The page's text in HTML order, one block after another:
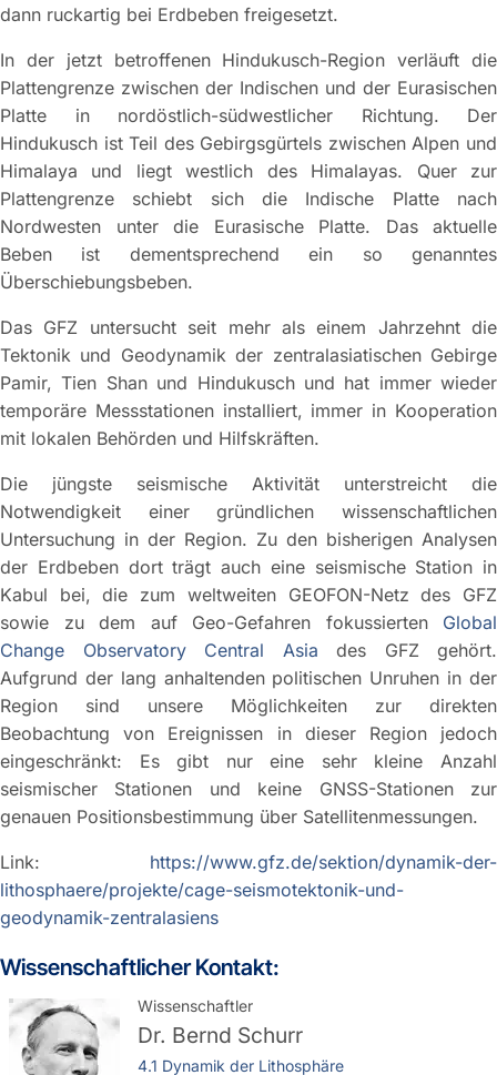
dann ruckartig bei Erdbeben freigesetzt.
In der jetzt betroffenen Hindukusch-Region verläuft die
Plattengrenze zwischen der Indischen und der Eurasischen
Platte in nordöstlich-südwestlicher Richtung. Der
Hindukusch ist Teil des Gebirgsgürtels zwischen Alpen und
Himalaya und liegt westlich des Himalayas. Quer zur
Plattengrenze schiebt sich die Indische Platte nach
Nordwesten unter die Eurasische Platte. Das aktuelle
Beben ist dementsprechend ein so genanntes
Überschiebungsbeben.
Das GFZ untersucht seit mehr als einem Jahrzehnt die
Tektonik und Geodynamik der zentralasiatischen Gebirge
Pamir, Tien Shan und Hindukusch und hat immer wieder
temporäre Messstationen installiert, immer in Kooperation
mit lokalen Behörden und Hilfskräften.
Die jüngste seismische Aktivität unterstreicht die
Notwendigkeit einer gründlichen wissenschaftlichen
Untersuchung in der Region. Zu den bisherigen Analysen
der Erdbeben dort trägt auch eine seismische Station in
Kabul bei, die zum weltweiten GEOFON-Netz des GFZ
sowie zu dem auf Geo-Gefahren fokussierten Global
Change Observatory Central Asia des GFZ gehört.
Aufgrund der lang anhaltenden politischen Unruhen in der
Region sind unsere Möglichkeiten zur direkten
Beobachtung von Ereignissen in dieser Region jedoch
eingeschränkt: Es gibt nur eine sehr kleine Anzahl
seismischer Stationen und keine GNSS-Stationen zur
genauen Positionsbestimmung über Satellitenmessungen.
Link: https://www.gfz.de/sektion/dynamik-der-
lithosphaere/projekte/cage-seismotektonik-und-
geodynamik-zentralasiens
Wissenschaftlicher Kontakt:
Wissenschaftler
Dr. Bernd Schurr
4.1 Dynamik der Lithosphäre